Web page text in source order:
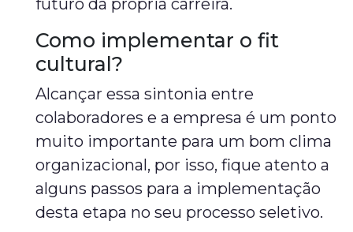
futuro da própria carreira.
Como implementar o fit
cultural?
Alcançar essa sintonia entre
colaboradores e a empresa é um ponto
muito importante para um bom clima
organizacional, por isso, fique atento a
alguns passos para a implementação
desta etapa no seu processo seletivo.